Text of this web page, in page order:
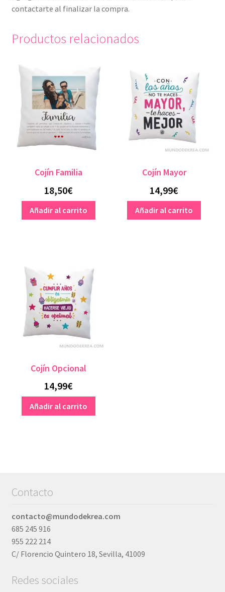
contactarte al finalizar la compra.
Productos relacionados
Cojín Familia
18,50€
Añadir al carrito
Cojín Mayor
14,99€
Añadir al carrito
Cojín Opcional
14,99€
Añadir al carrito
Contacto
contacto@mundodekrea.com
685 245 916
955 222 214
C/ Florencio Quintero 18, Sevilla, 41009
Redes sociales